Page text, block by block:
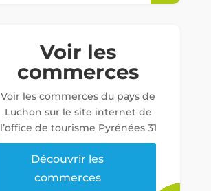
Voir les
commerces
Voir les commerces du pays de
Luchon sur le site internet de
l’office de tourisme Pyrénées 31
Découvrir les
commerces